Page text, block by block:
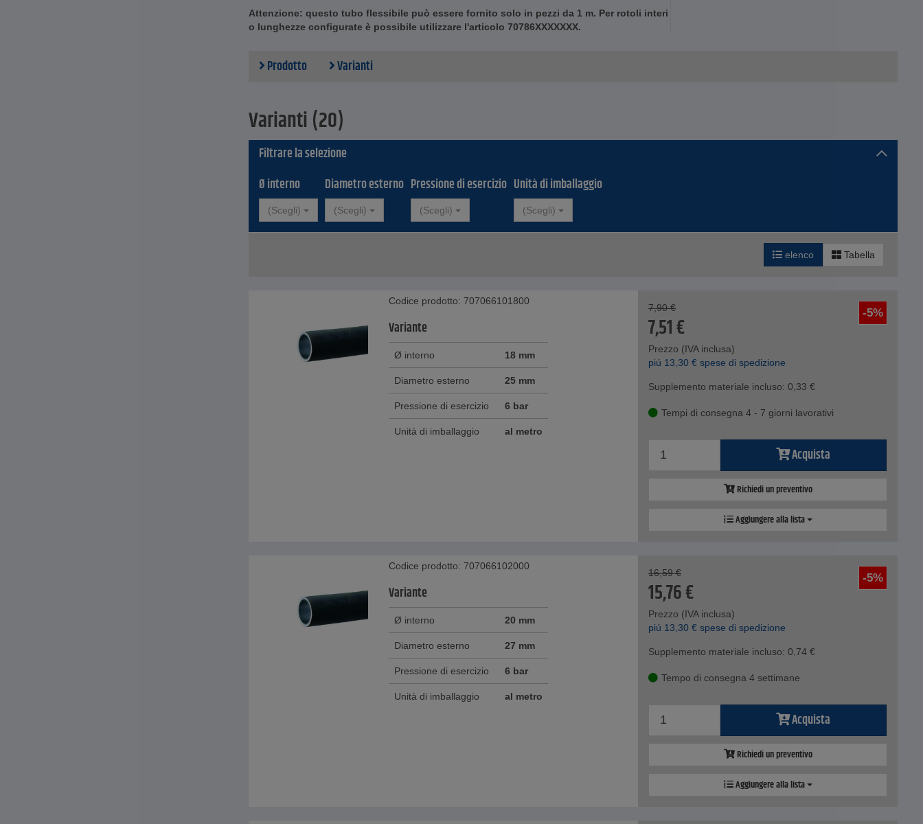
Intervallo di temperatura: da -40 °C a +120 °C
Anima del tubo flessibile - EPDM, nero, liscio
Pressione di esercizio - tripla sicurezza
Attenzione: questo tubo flessibile può essere fornito solo in pezzi da 1 m. Per rotoli interi
o lunghezze configurate è possibile utilizzare l'articolo 70786XXXXXXX.
Prodotto Varianti
Varianti (20)
Filtrare la selezione
Ø interno
(Scegli)
Diametro esterno
(Scegli)
Pressione di esercizio
(Scegli)
Unità di imballaggio
(Scegli)
elenco Tabella
Codice prodotto: 707066101800
Variante
Ø interno 18 mm
Diametro esterno 25 mm
Pressione di esercizio 6 bar
Unità di imballaggio al metro
-5%
7,90 €
7,51€
Prezzo (IVA inclusa)
piú 13,30 € spese di spedizione
Supplemento materiale incluso: 0,33 €
Tempi di consegna 4 - 7 giorni lavorativi
Acquista
Richiedi un preventivo
Aggiungere alla lista
Codice prodotto: 707066102000
Variante
Ø interno 20 mm
Diametro esterno 27 mm
Pressione di esercizio 6 bar
Unità di imballaggio al metro
-5%
16,59 €
15,76€
Prezzo (IVA inclusa)
piú 13,30 € spese di spedizione
Supplemento materiale incluso: 0,74 €
Tempo di consegna 4 settimane
Acquista
Richiedi un preventivo
Aggiungere alla lista